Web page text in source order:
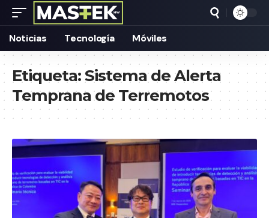
Noticias Tecnología Móviles
Etiqueta:Sistema de Alerta
Temprana de Terremotos